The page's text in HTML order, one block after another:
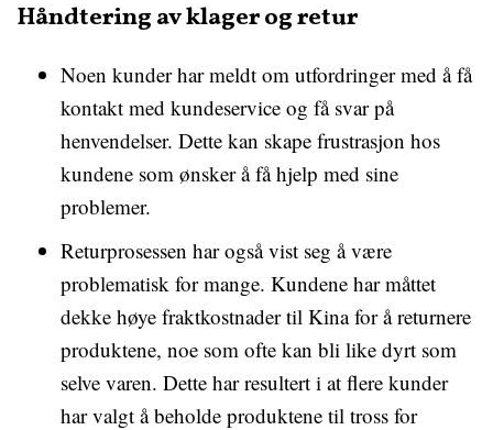
Håndtering av klager og retur
Noen kunder har meldt om utfordringer med å få
kontakt med kundeservice og få svar på
henvendelser. Dette kan skape frustrasjon hos
kundene som ønsker å få hjelp med sine
problemer.
Returprosessen har også vist seg å være
problematisk for mange. Kundene har måttet
dekke høye fraktkostnader til Kina for å returnere
produktene, noe som ofte kan bli like dyrt som
selve varen. Dette har resultert i at flere kunder
har valgt å beholde produktene til tross for